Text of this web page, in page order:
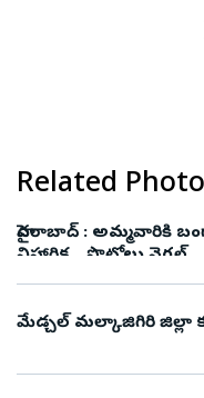
Related
హైదరాబాద్ : అమ్మవారికి
నిహారిక .. ఫొటోలు వైరల్
మేడ్చల్ మల్కాజిగిరి జిల్లా